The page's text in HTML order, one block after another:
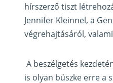
hírszerző tiszt
Jennifer Kleinnel, a
végrehajtásáról,
A beszélgetés
is olyan büszke erre a